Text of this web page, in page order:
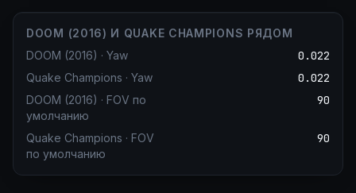
DOOM (2016) И QUAKE CHAMPIONS РЯДОМ
DOOM (2016) · Yaw 0.022
Quake Champions · Yaw 0.022
DOOM (2016) · FOV по
умолчанию
90
Quake Champions · FOV
по умолчанию
90